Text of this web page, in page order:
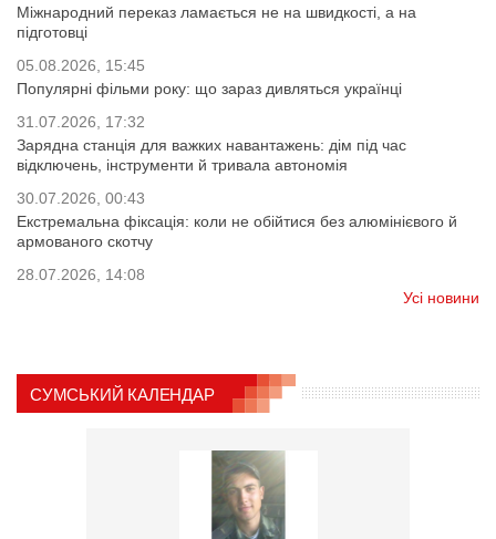
Міжнародний переказ ламається не на швидкості, а на
підготовці
05.08.2026, 15:45
Популярні фільми року: що зараз дивляться українці
31.07.2026, 17:32
Зарядна станція для важких навантажень: дім під час
відключень, інструменти й тривала автономія
30.07.2026, 00:43
Екстремальна фіксація: коли не обійтися без алюмінієвого й
армованого скотчу
28.07.2026, 14:08
Усі новини
СУМСЬКИЙ КАЛЕНДАР